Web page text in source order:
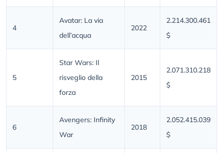
4
Avatar: La via
dell’acqua
2022
2.214.300.461
$
5
Star Wars: Il
risveglio della
forza
2015
2.071.310.218
$
6
Avengers: Infinity
War
2018
2.052.415.039
$